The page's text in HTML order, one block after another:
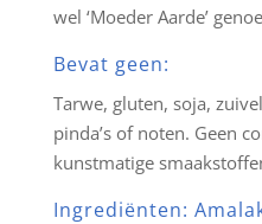
wel ‘Moeder Aarde’
Bevat geen:
Tarwe, gluten, soja,
pinda’s of noten. Geen
kunstmatige
Ingrediënten: